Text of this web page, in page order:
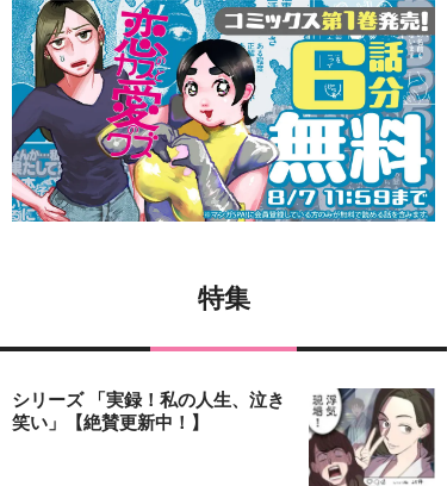
特集
シリーズ 「実録！私の人生、泣き
笑い」【絶賛更新中！】